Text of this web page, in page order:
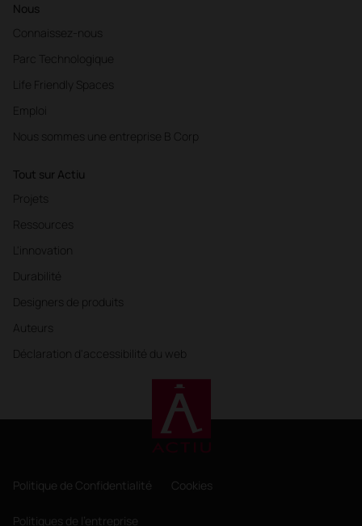
Nous
Connaissez-nous
Parc Technologique
Life Friendly Spaces
Emploi
Nous sommes une entreprise B Corp
Tout sur Actiu
Projets
Ressources
L'innovation
Durabilité
Designers de produits
Auteurs
Déclaration d'accessibilité du web
Politique de Confidentialité Cookies
Politiques de l'entreprise